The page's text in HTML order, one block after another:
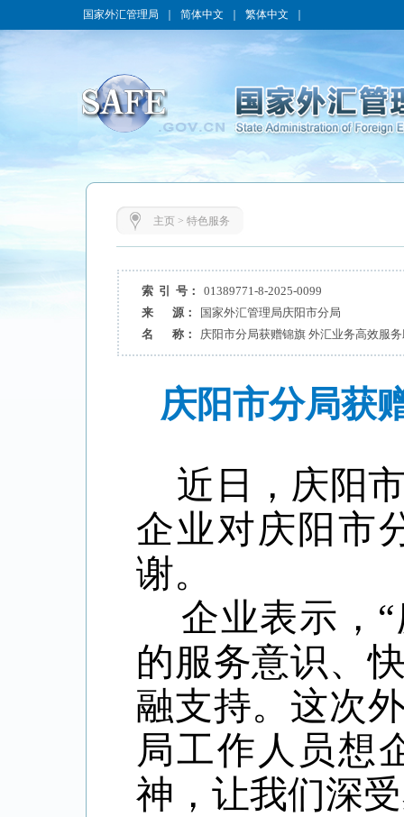
国家外汇管理局 简体中文 繁体中文
主页> 特色服务
索 引 号：
01389771-8-2025-0099
来 源：
国家外汇管理局庆阳市分局
名 称：
庆阳市分局获赠锦旗 外汇业务高效服
庆阳市分局获
近日，庆阳市
企业对庆阳市
谢。
企业表示，“
的服务意识、
融支持。这次
局工作人员想
神，让我们深